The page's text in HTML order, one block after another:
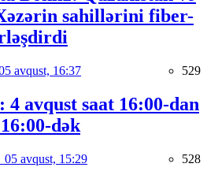
sahillərini fiber-
avqust, 16:37 529
4 avqust saat 16:00-dan
dək
05 avqust, 15:29 528